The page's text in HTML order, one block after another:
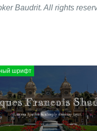
Baudrit. All rights
шрифт